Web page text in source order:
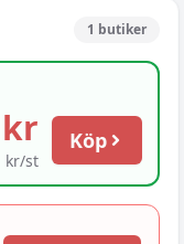
1 butiker
kr/st
Köp